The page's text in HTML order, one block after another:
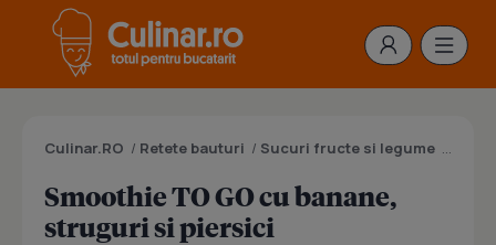
Culinar.RO / Retete bauturi / Sucuri fructe si legume
Smoothie TO GO cu banane,
struguri si piersici